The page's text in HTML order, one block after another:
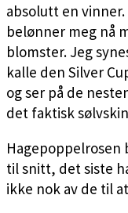
absolutt en
belønner meg nå
blomster. Jeg
kalle den Silver
og ser på de
det faktisk
Hagepoppelrosen
til snitt, det siste
ikke nok av de til